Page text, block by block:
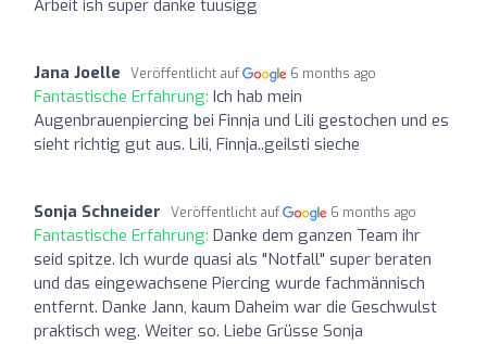
Arbeit ish super danke tuusigg
Jana Joelle Veröffentlicht auf 6 months ago
Fantastische Erfahrung: Ich hab mein
Augenbrauenpiercing bei Finnja und Lili gestochen und es
sieht richtig gut aus. Lili, Finnja..geilsti sieche
Sonja Schneider Veröffentlicht auf 6 months ago
Fantastische Erfahrung: Danke dem ganzen Team ihr
seid spitze. Ich wurde quasi als "Notfall" super beraten
und das eingewachsene Piercing wurde fachmännisch
entfernt. Danke Jann, kaum Daheim war die Geschwulst
praktisch weg. Weiter so. Liebe Grüsse Sonja